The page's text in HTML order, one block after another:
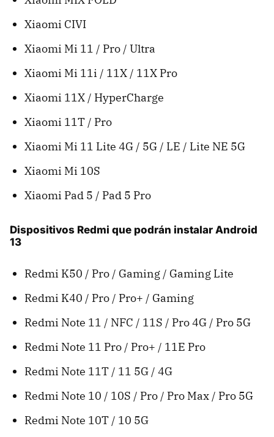
Xiaomi CIVI
Xiaomi Mi 11 / Pro / Ultra
Xiaomi Mi 11i / 11X / 11X Pro
Xiaomi 11X / HyperCharge
Xiaomi 11T / Pro
Xiaomi Mi 11 Lite 4G / 5G / LE / Lite NE 5G
Xiaomi Mi 10S
Xiaomi Pad 5 / Pad 5 Pro
Dispositivos Redmi que podrán instalar Android
13
Redmi K50 / Pro / Gaming / Gaming Lite
Redmi K40 / Pro / Pro+ / Gaming
Redmi Note 11 / NFC / 11S / Pro 4G / Pro 5G
Redmi Note 11 Pro / Pro+ / 11E Pro
Redmi Note 11T / 11 5G / 4G
Redmi Note 10 / 10S / Pro / Pro Max / Pro 5G
Redmi Note 10T / 10 5G